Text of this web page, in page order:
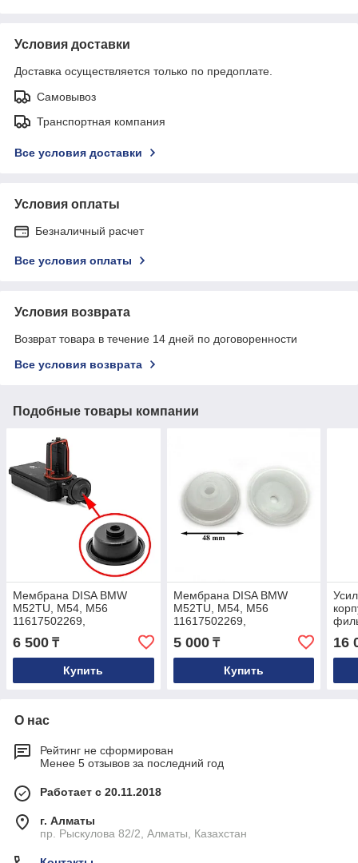
Условия доставки
Доставка осуществляется только по предоплате.
Самовывоз
Транспортная компания
Все условия доставки
Условия оплаты
Безналичный расчет
Все условия оплаты
Условия возврата
Возврат товара в течение 14 дней по договоренности
Все условия возврата
Подобные товары компании
Мембрана DISA BMW
M52TU, M54, M56
11617502269,
11611440049
6 500 ₸
Купить
Мембрана DISA BMW
M52TU, M54, M56
11617502269,
11611440049
5 000₸
Купить
16
О нас
Рейтинг не сформирован
Менее 5 отзывов за последний год
Работает с 20.11.2018
г. Алматы
пр. Рыскулова 82/2, Алматы, Казахстан